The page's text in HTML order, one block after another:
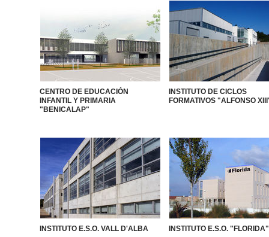
CENTRO DE EDUCACIÓN
INFANTIL Y PRIMARIA
"BENICALAP"
INSTITUTO DE CICLOS
FORMATIVOS "ALFONSO
INSTITUTO E.S.O. VALL D'ALBA INSTITUTO E.S.O. "FLORIDA"